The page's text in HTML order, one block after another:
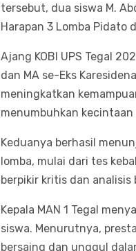
tersebut, dua siswa M.
Harapan 3 Lomba Pidato
Ajang KOBI UPS Tegal
dan MA se-Eks
meningkatkan
menumbuhkan
Keduanya berhasil
lomba, mulai dari tes
berpikir kritis dan analisis
Kepala MAN 1 Tegal
siswa. Menurutnya,
bersaing dan unggul